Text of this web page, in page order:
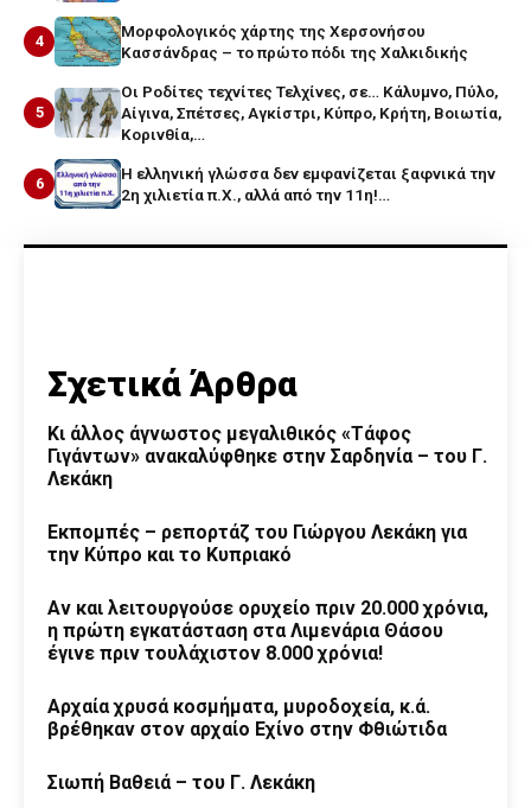
4
Μορφολογικός χάρτης της Χερσονήσου
Κασσάνδρας – το πρώτο πόδι της Χαλκιδικής
5
Οι Ροδίτες τεχνίτες Τελχίνες, σε… Κάλυμνο, Πύλο,
Αίγινα, Σπέτσες, Αγκίστρι, Κύπρο, Κρήτη, Βοιωτία,
Κορινθία,…
6
Η ελληνική γλώσσα δεν εμφανίζεται ξαφνικά την
2η χιλιετία π.Χ., αλλά από την 11η!…
Σχετικά Άρθρα
Κι άλλος άγνωστος μεγαλιθικός «Τάφος
Γιγάντων» ανακαλύφθηκε στην Σαρδηνία – του Γ.
Λεκάκη
Εκπομπές – ρεπορτάζ του Γιώργου Λεκάκη για
την Κύπρο και το Κυπριακό
Αν και λειτουργούσε ορυχείο πριν 20.000 χρόνια,
η πρώτη εγκατάσταση στα Λιμενάρια Θάσου
έγινε πριν τουλάχιστον 8.000 χρόνια!
Αρχαία χρυσά κοσμήματα, μυροδοχεία, κ.ά.
βρέθηκαν στον αρχαίο Εχίνο στην Φθιώτιδα
Σιωπή Βαθειά – του Γ. Λεκάκη